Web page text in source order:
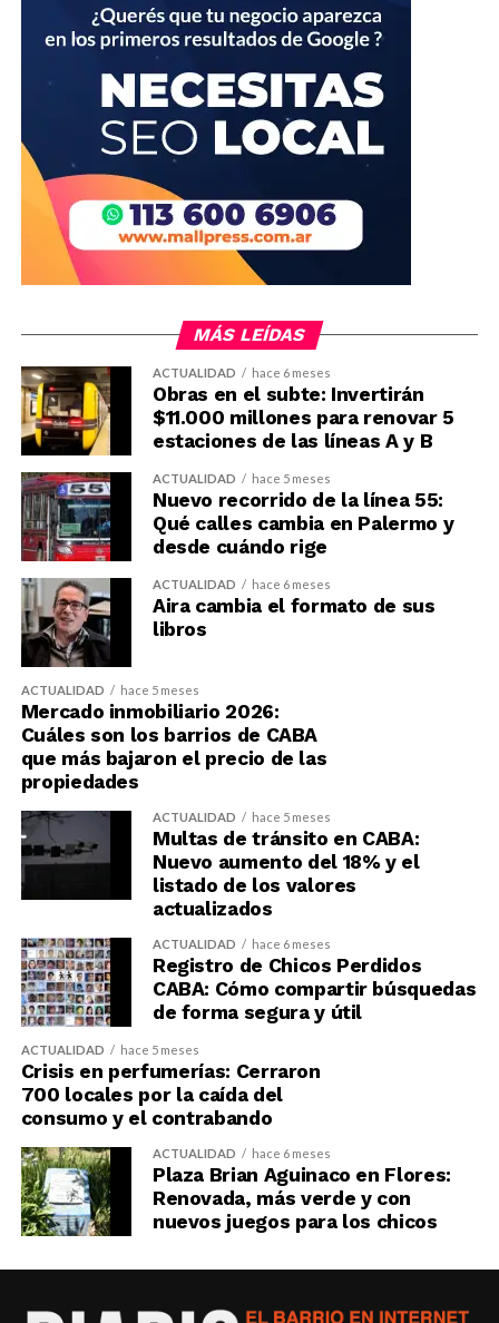
MÁS LEÍDAS
ACTUALIDAD hace 6 meses
Obras en el subte: Invertirán
$11.000 millones para renovar 5
estaciones de las líneas A y B
ACTUALIDAD hace 5 meses
Nuevo recorrido de la línea 55:
Qué calles cambia en Palermo y
desde cuándo rige
ACTUALIDAD hace 6 meses
Aira cambia el formato de sus
libros
ACTUALIDAD hace 5 meses
Mercado inmobiliario 2026:
Cuáles son los barrios de CABA
que más bajaron el precio de las
propiedades
ACTUALIDAD hace 5 meses
Multas de tránsito en CABA:
Nuevo aumento del 18% y el
listado de los valores
actualizados
ACTUALIDAD hace 6 meses
Registro de Chicos Perdidos
CABA: Cómo compartir búsquedas
de forma segura y útil
ACTUALIDAD hace 5 meses
Crisis en perfumerías: Cerraron
700 locales por la caída del
consumo y el contrabando
ACTUALIDAD hace 6 meses
Plaza Brian Aguinaco en Flores:
Renovada, más verde y con
nuevos juegos para los chicos